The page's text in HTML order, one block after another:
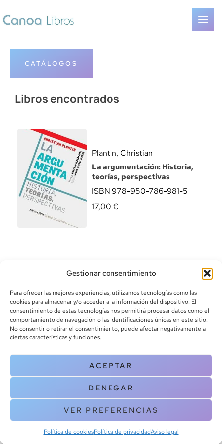
Gestionar consentimiento
Para ofrecer las mejores experiencias, utilizamos tecnologías como las
cookies para almacenar y/o acceder a la información del dispositivo. El
consentimiento de estas tecnologías nos permitirá procesar datos como el
comportamiento de navegación o las identificaciones únicas en este sitio.
No consentir o retirar el consentimiento, puede afectar negativamente a
ciertas características y funciones.
ACEPTAR
DENEGAR
VER PREFERENCIAS
Política de cookiesPolítica de privacidadAviso legal
CATÁLOGOS
Libros encontrados
Plantin, Christian
La argumentación: Historia,
teorías, perspectivas
ISBN:978-950-786-981-5
17,00 €
info@canoalibros.com
pedidos@canoalibros.com
+34 934 242 391
CONTACTO
Copyright © 2025 Canoa Libros. All Rights Reserved |
cookies
| Aviso legal